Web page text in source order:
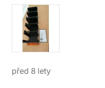
před 8 lety